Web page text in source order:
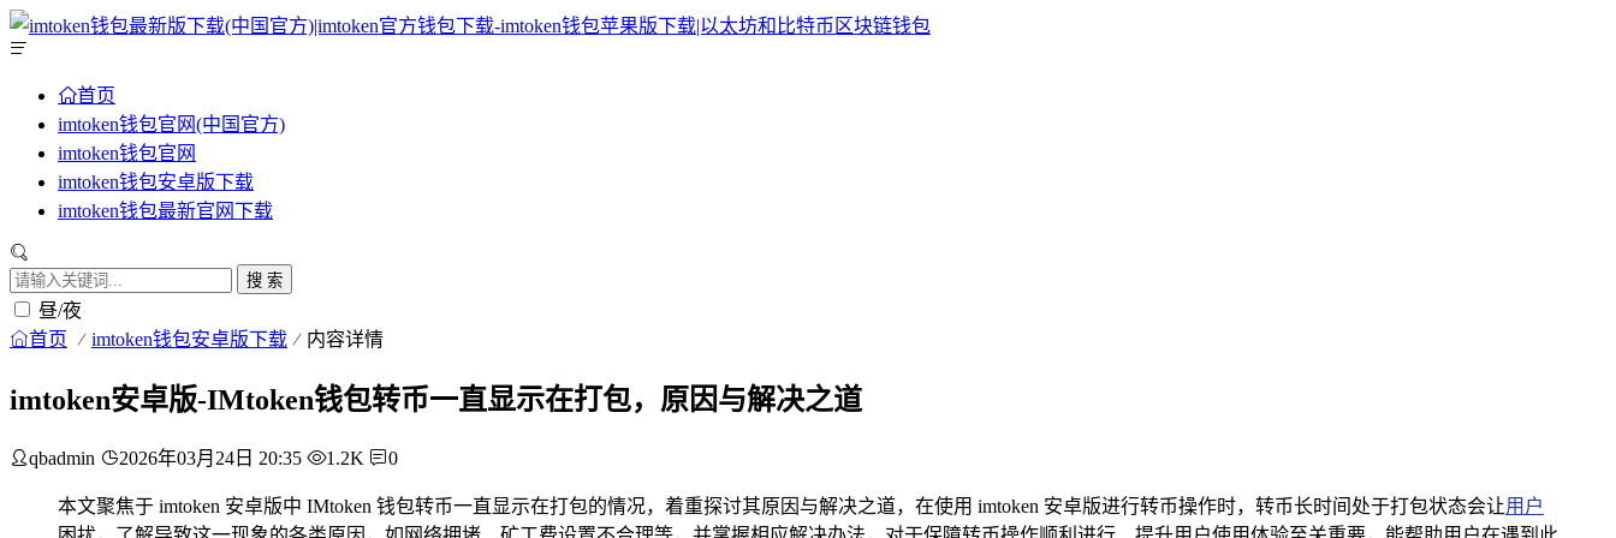
首页
imtoken钱包官网(中国官方)
imtoken钱包官网
imtoken钱包安卓版下载
imtoken钱包最新官网下载
搜 索
昼/夜
首页 imtoken钱包安卓版下载 内容详情
imtoken安卓版-IMtoken钱包转币一直显示在打包，原因与解决之道
qbadmin 2026年03月24日 20:35 1.2K 0
本文聚焦于 imtoken 安卓版中 IMtoken 钱包转币一直显示在打包的情况，着重探讨其原因与解决之道，在使用 imtoken 安卓版进行转币操作时，转币长时间处于打包状态会让用户